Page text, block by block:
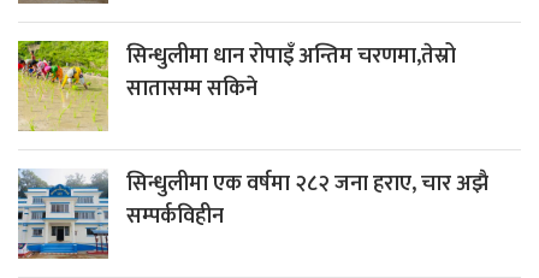
सिन्धुलीमा धान रोपाइँ अन्तिम चरणमा,तेस्रो
सातासम्म सकिने
सिन्धुलीमा एक वर्षमा २८२ जना हराए, चार अझै
सम्पर्कविहीन